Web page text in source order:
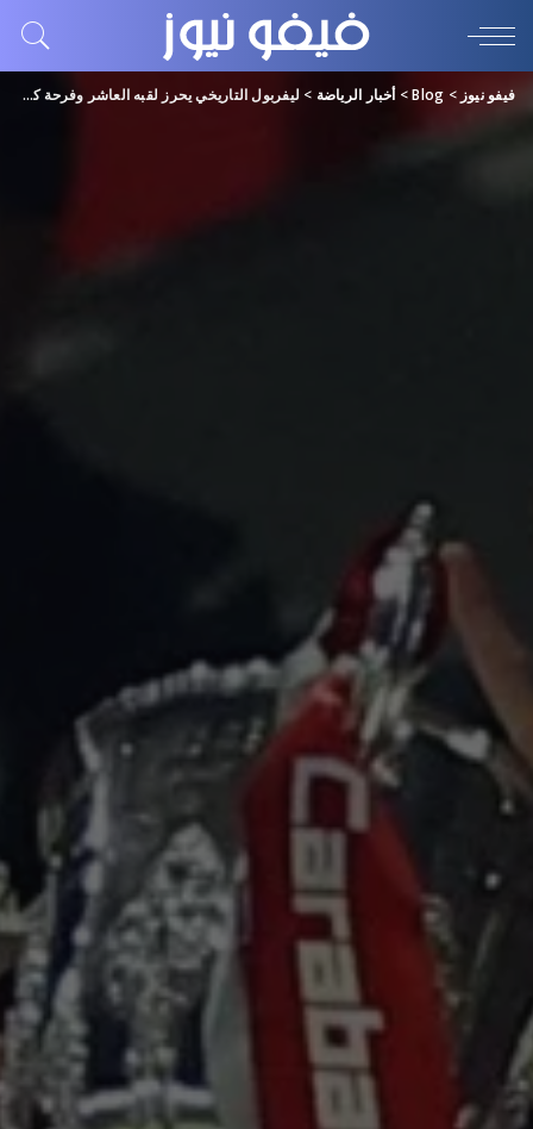
فيفو نيوز >
Blog
>أخبار الرياضة > ليفربول التاريخي يحرز لقبه العاشر وفرحة كلوب لا توصف